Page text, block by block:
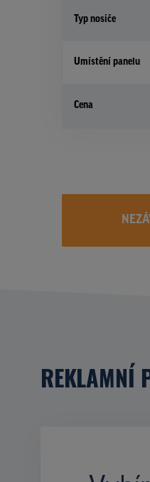
Typ nosiče
Umístění panelu
Cena
REKLAMNÍ